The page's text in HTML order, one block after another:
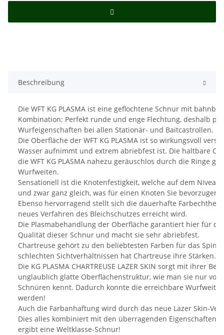
Beschreibung
Die WFT KG PLASMA ist eine geflochtene Schnur mit
Kombination: Perfekt runde und enge Flechtung, deshalb
Wurfeigenschaften bei allen Stationär- und Baitcastrollen.
Die Oberfläche der WFT KG PLASMA ist so wirkungsvoll
Wasser aufnimmt und extrem abriebfest ist. Die haltbare
die WFT KG PLASMA nahezu geräuschlos durch die Ringe
Wurfweiten.
Sensationell ist die Knotenfestigkeit, welche auf dem
und zwar ganz gleich, was für einen Knoten Sie bevorzugen.
Ebenso hervorragend stellt sich die dauerhafte
neues Verfahren des Bleichschutzes erreicht wird.
Die Plasmabehandlung der Oberfläche garantiert hier für
Qualität dieser Schnur und macht sie sehr abriebfest.
Chartreuse gehört zu den beliebtesten Farben für das
schlechten Sichtverhältnissen hat Chartreuse ihre Stärken.
Die KG PLASMA CHARTREUSE LAZER SKIN sorgt mit ihrer
unglaublich glatte Oberflächenstruktur, wie man sie nur von
Schnüren kennt. Dadurch konnte die erreichbare Wurfweite
werden!
Auch die Farbanhaftung wird durch das neue Lazer Skin-
Dies alles kombiniert mit den überragenden Eigenschaften
ergibt eine Weltklasse-Schnur!